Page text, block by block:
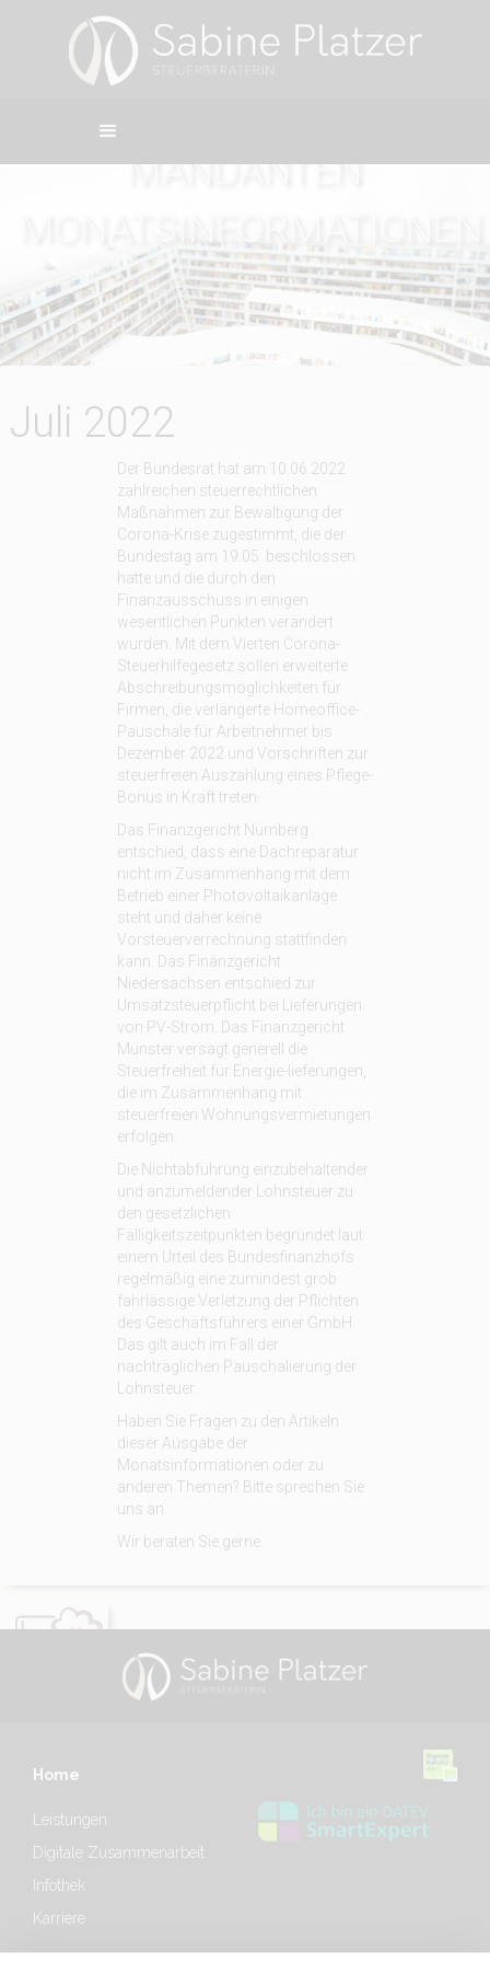
MANDANTEN
MONATSINFORMATIONEN
Juli 2022
Der Bundesrat hat am 10.06.2022
zahlreichen steuerrechtlichen
Maßnahmen zur Bewältigung der
Corona-Krise zugestimmt, die der
Bundestag am 19.05. beschlossen
hatte und die durch den
Finanzausschuss in einigen
wesentlichen Punkten verändert
wurden. Mit dem Vierten Corona-
Steuerhilfegesetz sollen erweiterte
Abschreibungsmöglichkeiten für
Firmen, die verlängerte Homeoffice-
Pauschale für Arbeitnehmer bis
Dezember 2022 und Vorschriften zur
steuerfreien Auszahlung eines Pflege-
Bonus in Kraft treten.
Das Finanzgericht Nürnberg
entschied, dass eine Dachreparatur
nicht im Zusammenhang mit dem
Betrieb einer Photovoltaikanlage
steht und daher keine
Vorsteuerverrechnung stattfinden
kann. Das Finanzgericht
Niedersachsen entschied zur
Umsatzsteuerpflicht bei Lieferungen
von PV-Strom. Das Finanzgericht
Münster versagt generell die
Steuerfreiheit für Energie-lieferungen,
die im Zusammenhang mit
steuerfreien Wohnungsvermietungen
erfolgen.
Die Nichtabführung einzubehaltender
und anzumeldender Lohnsteuer zu
den gesetzlichen
Fälligkeitszeitpunkten begründet laut
einem Urteil des Bundesfinanzhofs
regelmäßig eine zumindest grob
fahrlässige Verletzung der Pflichten
des Geschäftsführers einer GmbH.
Das gilt auch im Fall der
nachträglichen Pauschalierung der
Lohnsteuer.
Haben Sie Fragen zu den Artikeln
dieser Ausgabe der
Monatsinformationen oder zu
anderen Themen? Bitte sprechen Sie
uns an.
Wir beraten Sie gerne.
Home
Leistungen
Digitale Zusammenarbeit
Infothek
Karriere